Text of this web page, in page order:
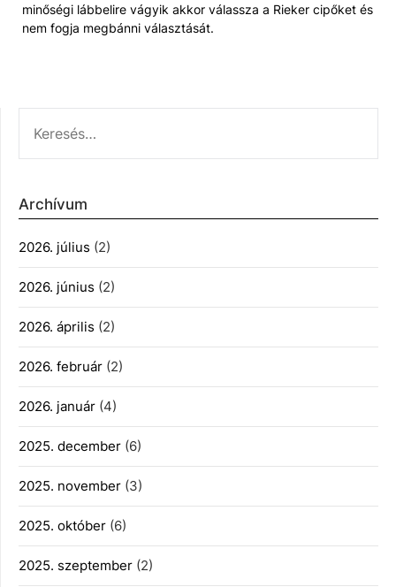
minőségi lábbelire vágyik akkor válassza a Rieker cipőket és
nem fogja megbánni választását.
Archívum
2026. július (2)
2026. június (2)
2026. április (2)
2026. február (2)
2026. január (4)
2025. december (6)
2025. november (3)
2025. október (6)
2025. szeptember (2)